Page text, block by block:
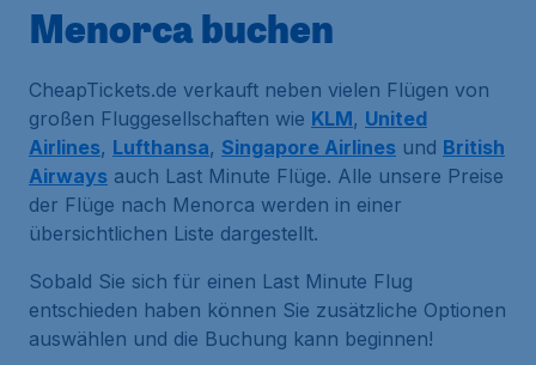
Menorca buchen
CheapTickets.de verkauft neben vielen Flügen von
großen Fluggesellschaften wie KLM, United
Airlines, Lufthansa, Singapore Airlines und British
Airways auch Last Minute Flüge. Alle unsere Preise
der Flüge nach Menorca werden in einer
übersichtlichen Liste dargestellt.
Sobald Sie sich für einen Last Minute Flug
entschieden haben können Sie zusätzliche Optionen
auswählen und die Buchung kann beginnen!